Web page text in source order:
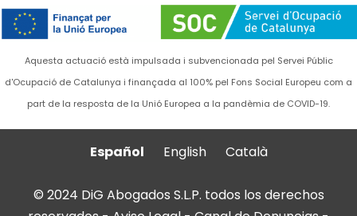
Aquesta actuació està impulsada i subvencionada pel Servei Públic
d'Ocupació de Catalunya i finançada al 100% pel Fons Social Europeu com a
part de la resposta de la Unió Europea a la pandèmia de COVID-19.
Español English Català
© 2024 DiG Abogados S.L.P. todos los derechos